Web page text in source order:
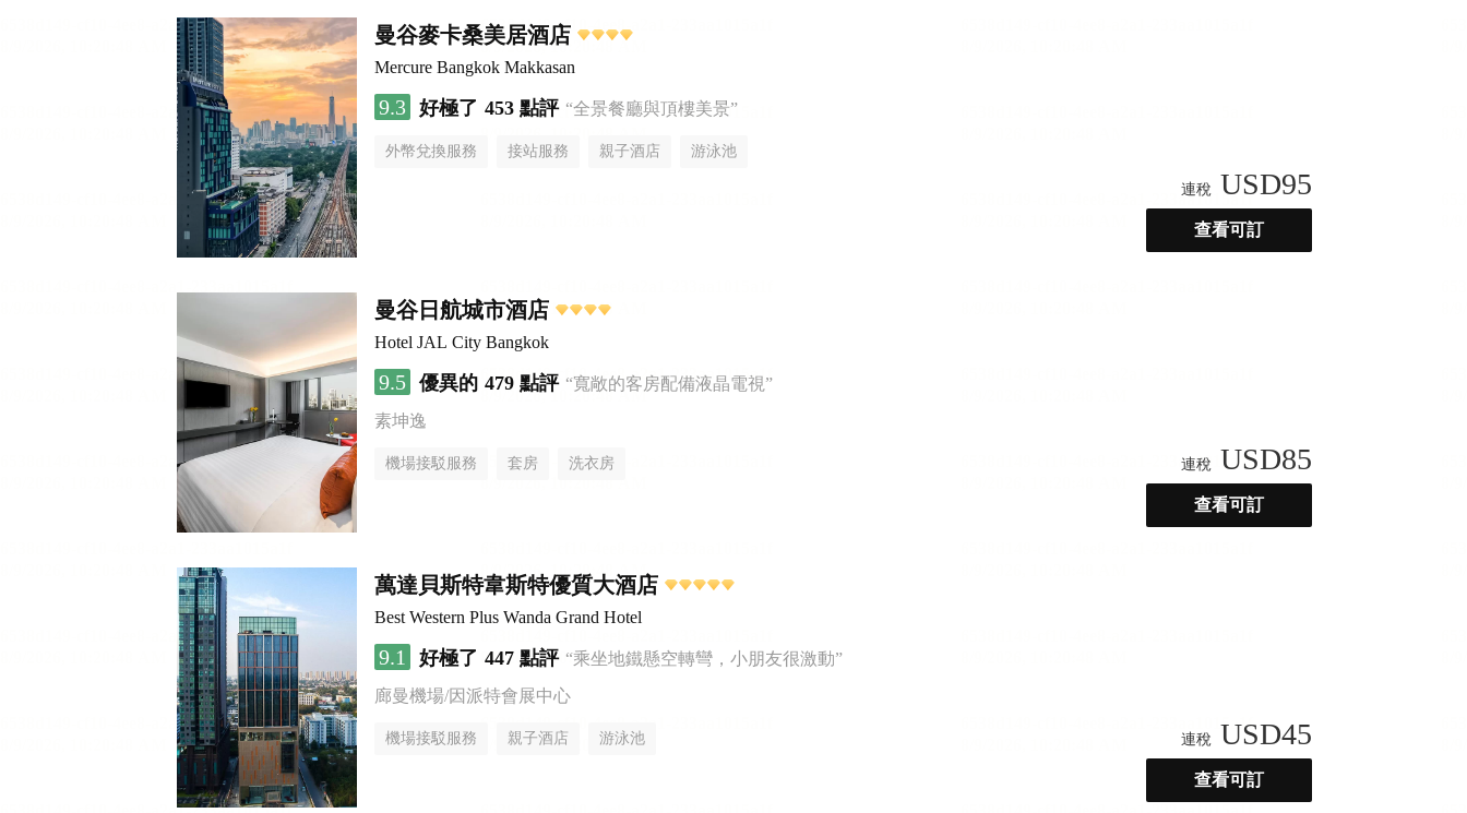
曼谷麥卡桑美居酒店
Mercure Bangkok Makkasan
9.3 好極了 453 點評 “全景餐廳與頂樓美景”
外幣兌換服務 接站服務 親子酒店 游泳池
連稅 USD95
查看可訂
曼谷日航城市酒店
Hotel JAL City Bangkok
9.5 優異的 479 點評 “寬敞的客房配備液晶電視”
素坤逸
機場接駁服務 套房 洗衣房 連稅 USD85
查看可訂
萬達貝斯特韋斯特優質大酒店
Best Western Plus Wanda Grand Hotel
9.1 好極了 447 點評 “乘坐地鐵懸空轉彎，小朋友很激動”
廊曼機場/因派特會展中心
機場接駁服務 親子酒店 游泳池 連稅 USD45
查看可訂